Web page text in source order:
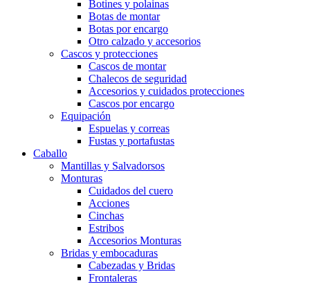
Botines y polainas
Botas de montar
Botas por encargo
Otro calzado y accesorios
Cascos y protecciones
Cascos de montar
Chalecos de seguridad
Accesorios y cuidados protecciones
Cascos por encargo
Equipación
Espuelas y correas
Fustas y portafustas
Caballo
Mantillas y Salvadorsos
Monturas
Cuidados del cuero
Acciones
Cinchas
Estribos
Accesorios Monturas
Bridas y embocaduras
Cabezadas y Bridas
Frontaleras